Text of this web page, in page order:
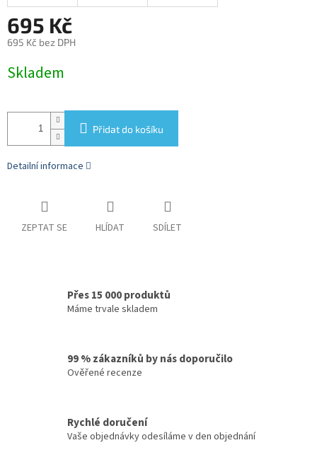
695 Kč
695 Kč bez DPH
cena:
Skladem
Přidat do košíku
Detailní informace
ZEPTAT SE HLÍDAT SDÍLET
Přes 15 000 produktů
Máme trvale skladem
99 % zákazníků by nás doporučilo
Ověřené recenze
Rychlé doručení
Vaše objednávky odesíláme v den objednání